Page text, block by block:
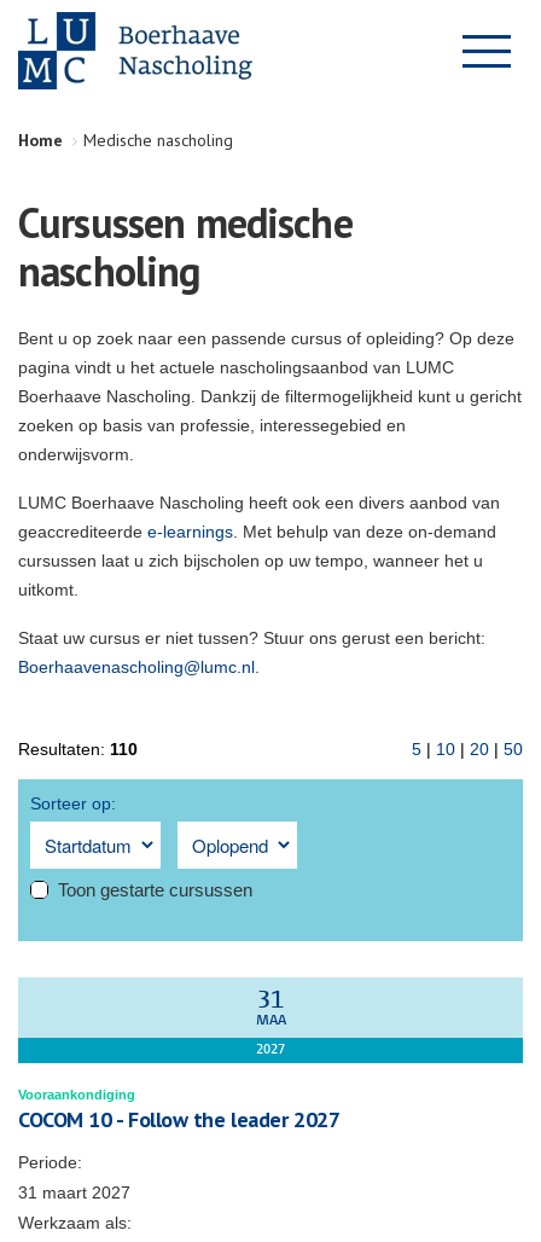
Home Medische nascholing
Cursussen medische
nascholing
Bent u op zoek naar een passende cursus of opleiding? Op deze
pagina vindt u het actuele nascholingsaanbod van LUMC
Boerhaave Nascholing. Dankzij de filtermogelijkheid kunt u gericht
zoeken op basis van professie, interessegebied en
onderwijsvorm.
LUMC Boerhaave Nascholing heeft ook een divers aanbod van
geaccrediteerde e-learnings . Met behulp van deze on-demand
cursussen laat u zich bijscholen op uw tempo, wanneer het u
uitkomt.
Staat uw cursus er niet tussen? Stuur ons gerust een bericht:
Boerhaavenascholing@lumc.nl
Resultaten: 110 5 | 10 | 20 | 50
Sorteer op:
Toon gestarte cursussen
31
MAA
2027
Vooraankondiging
COCOM 10 - Follow the leader 2027
Periode:
31 maart 2027
Werkzaam als: